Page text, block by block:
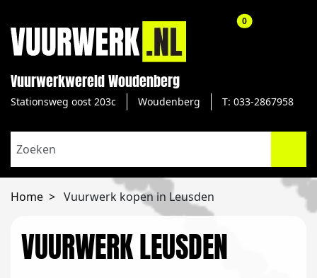
Vuurwerkwereld Woudenberg
Stationsweg oost 203c Woudenberg T: 033-2867958
0aantal
Home Vuurwerk kopen in Leusden
VUURWERK LEUSDEN